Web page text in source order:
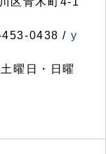
0438 / y
曜日・日曜